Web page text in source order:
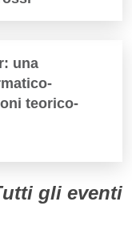
una
teorico-
gli eventi